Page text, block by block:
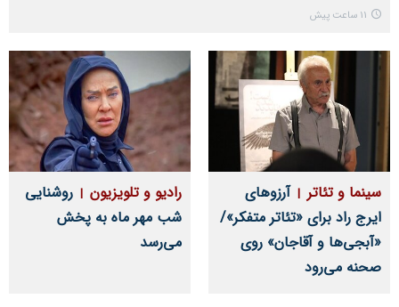
11 ساعت پیش
سینما و تئاتر
آرزوهای
ایرج راد برای «تئاتر متفکر»/
«آبجی‌ها و آقاجان» روی
صحنه می‌رود
رادیو و تلویزیون
روشنایی
شب مهر ماه به پخش
می‌رسد